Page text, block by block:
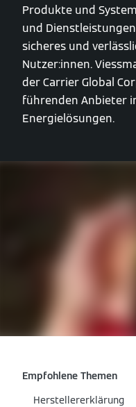
Produkte und
und
sicheres und
Nutzer:innen.
der Carrier Global
führenden Anbieter
Energielösungen.
Empfohlene Themen
Herstellererklärung